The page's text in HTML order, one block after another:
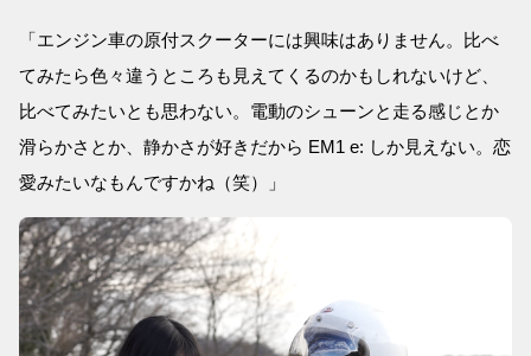
「エンジン車の原付スクーターには興味はありません。比べ
てみたら色々違うところも見えてくるのかもしれないけど、
比べてみたいとも思わない。電動のシューンと走る感じとか
滑らかさとか、静かさが好きだから EM1 e: しか見えない。恋
愛みたいなもんですかね（笑）」